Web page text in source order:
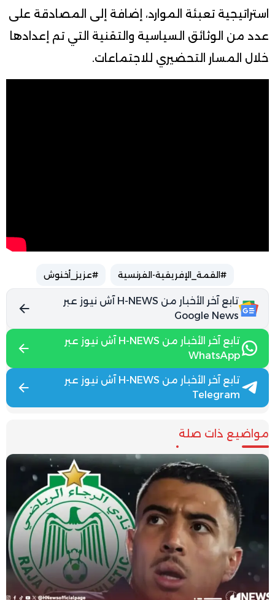
استراتيجية تعبئة الموارد، إضافة إلى المصادقة على
عدد من الوثائق السياسية والتقنية التي تم إعدادها
خلال المسار التحضيري للاجتماعات.
#القمة_الإفريقية-الفرنسية #عزيز_أخنوش
تابع آخر الأخبار من H-NEWS آش نيوز عبر
Google News
تابع آخر الأخبار من H-NEWS آش نيوز عبر
WhatsApp
تابع آخر الأخبار من H-NEWS آش نيوز عبر
Telegram
مواضيع ذات صلة